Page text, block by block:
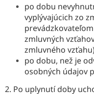
po dobu
vyplývajúcich zo
zmluvných
zmluvného
po dobu, než je
osobných údajov
2. Po uplynutí doby